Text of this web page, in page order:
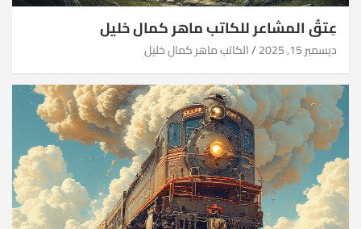
عِتقُ المشاعر للكاتب ماهر كمال خليل
ديسمبر 15, 2025 الكاتب ماهر كمال خليل